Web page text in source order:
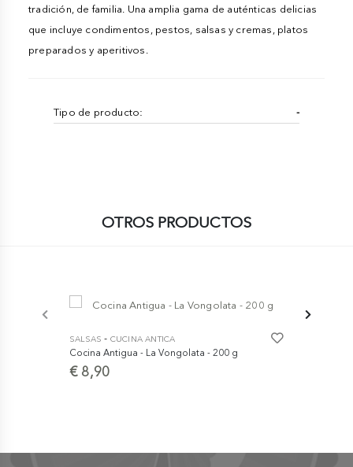
tradición, de familia. Una amplia gama de auténticas delicias
que incluye condimentos, pestos, salsas y cremas, platos
preparados y aperitivos.
Tipo de producto: -
OTROS PRODUCTOS
SALSAS - CUCINA ANTICA
Cocina Antigua - La Vongolata - 200 g
€ 8,90